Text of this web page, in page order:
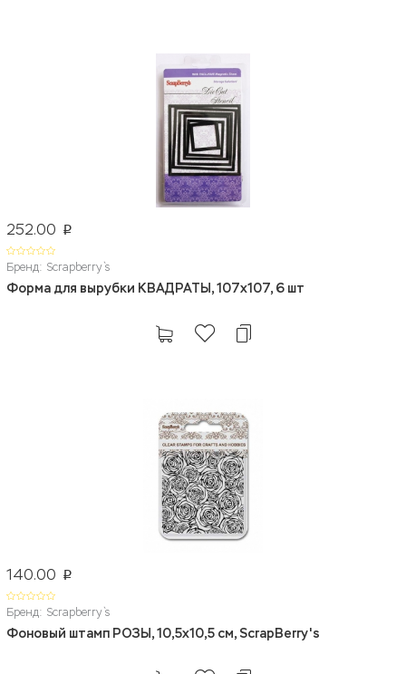
252.00 p
Бренд: Scrapberry`s
Форма для вырубки КВАДРАТЫ, 107x107, 6 шт
140.00 p
Бренд: Scrapberry`s
Фоновый штамп РОЗЫ, 10,5x10,5 см, ScrapBerry's